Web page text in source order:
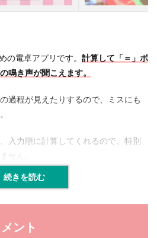
の電卓アプリです。 計算して「＝」ボ
鳴き声が聞こえます。
過程が見えたりするので、ミスにも
入力順に計算してくれるので、特別
せん。
続きを読む
ント